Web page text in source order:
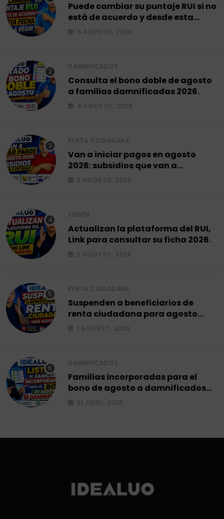
Puede cambiar su puntaje RUI si no
está de acuerdo y desde esta
fecha empieza a regir en el 2026.
6 AGOSTO, 2026
DAMNIFICADOS
Consulta el bono doble de agosto
a familias damnificadas 2026.
4 AGOSTO, 2026
RENTA CIUDADANA
Van a iniciar pagos en agosto
2026: subsidios que van a
entregar.
3 AGOSTO, 2026
SISBÉN
Actualizan la plataforma del RUI,
Link para consultar su ficha 2026.
2 AGOSTO, 2026
RENTA CIUDADANA
Suspenden a beneficiarios de
renta ciudadana para agosto
2026.
1 AGOSTO, 2026
DAMNIFICADOS
Familias incorporadas para el
bono de agosto a damnificados
2026.
31 JULIO, 2026